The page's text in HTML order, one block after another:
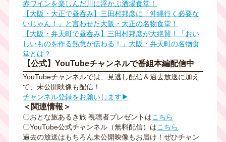
赤ワインを楽しんだ川に浮かぶ酒場食堂！
【大阪・大正で昼呑み】三田村邦彦に「沖縄行く必要な
いじゃん！」と言わせた大阪・大正の名物食堂！
【大阪・弁天町で昼呑み】三田村邦彦が大絶賛！「おい
しいものを作る熱意が伝わる！」大阪・弁天町の名物食
堂とは？
【公式】YouTubeチャンネルで番組本編配信中
YouTubeチャンネルでは、見逃し配信＆過去放送に加え
て、未公開映像も配信！
チャンネル登録をお願いします▶
＜関連情報＞
〇おとな旅あるき旅 視聴者プレゼントはこちら
〇YouTube公式チャンネル（無料配信）はこちら
過去の放送はもちろん未公開映像もお届け！ぜひチャン